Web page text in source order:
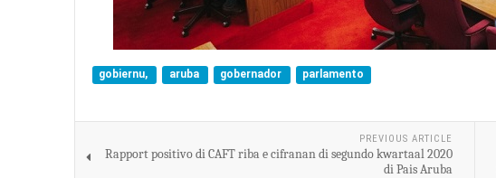
gobiernu, aruba gobernador parlamento
PREVIOUS ARTICLE
Rapport positivo di CAFT riba e cifranan di segundo kwartaal 2020
di Pais Aruba